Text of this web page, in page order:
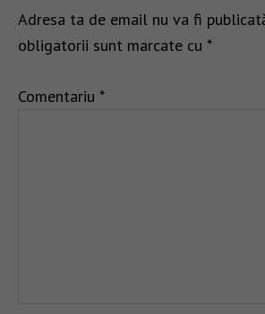
Adresa ta de email nu va fi
obligatorii sunt marcate cu *
Comentariu *